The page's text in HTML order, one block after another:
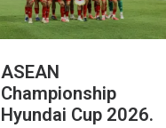
ASEAN
Championship
Hyundai Cup 2026.